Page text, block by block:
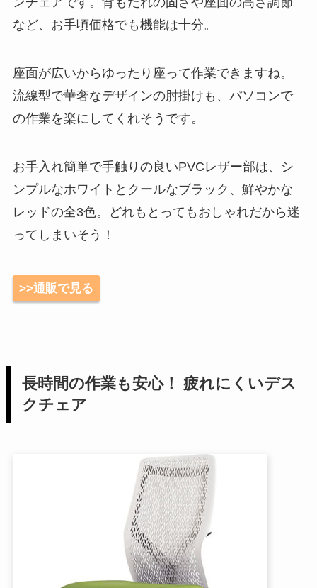
など、お手頃価格でも機能は十分。
座面が広いからゆったり座って作業できますね。
流線型で華奢なデザインの肘掛けも、パソコンで
の作業を楽にしてくれそうです。
お手入れ簡単で手触りの良いPVCレザー部は、シ
ンプルなホワイトとクールなブラック、鮮やかな
レッドの全3色。どれもとってもおしゃれだから迷
ってしまいそう！
>>通販で見る
長時間の作業も安心！ 疲れにくいデス
クチェア